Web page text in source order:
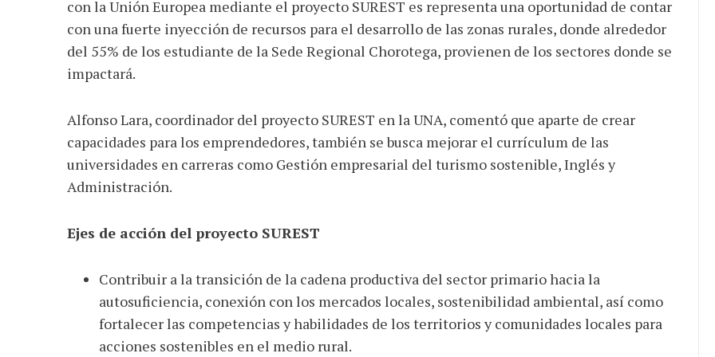
con la Unión Europea mediante el proyecto SUREST es representa una oportunidad de contar
con una fuerte inyección de recursos para el desarrollo de las zonas rurales, donde alrededor
del 55% de los estudiante de la Sede Regional Chorotega, provienen de los sectores donde se
impactará.
Alfonso Lara, coordinador del proyecto SUREST en la UNA, comentó que aparte de crear
capacidades para los emprendedores, también se busca mejorar el currículum de las
universidades en carreras como Gestión empresarial del turismo sostenible, Inglés y
Administración.
Ejes de acción del proyecto SUREST
Contribuir a la transición de la cadena productiva del sector primario hacia la
autosuficiencia, conexión con los mercados locales, sostenibilidad ambiental, así como
fortalecer las competencias y habilidades de los territorios y comunidades locales para
acciones sostenibles en el medio rural.